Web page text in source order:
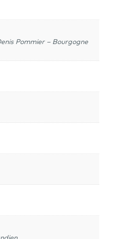
Pommier – Bourgogne